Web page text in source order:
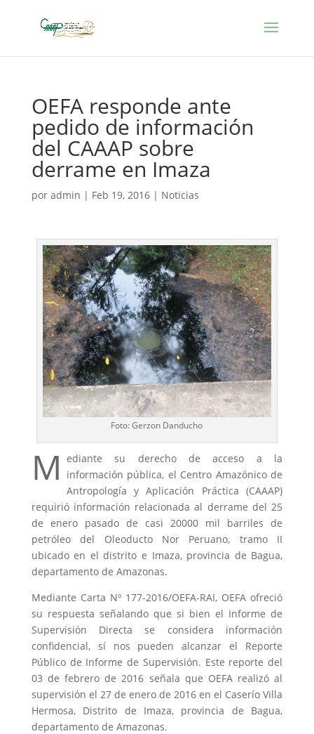
OEFA responde ante
pedido de información
del CAAAP sobre
derrame en Imaza
por admin | Feb 19, 2016| Noticias
Foto: Gerzon Danducho
M ediante su derecho de acceso a la
información pública, el Centro Amazónico de
Antropología y Aplicación Práctica (CAAAP)
requirió información relacionada al derrame del 25
de enero pasado de casi 20000 mil barriles de
petróleo del Oleoducto Nor Peruano, tramo II
ubicado en el distrito e Imaza, provincia de Bagua,
departamento de Amazonas.
Mediante Carta Nº 177-2016/OEFA-RAI, OEFA ofreció
su respuesta señalando que si bien el Informe de
Supervisión Directa se considera información
confidencial, sí nos pueden alcanzar el Reporte
Público de Informe de Supervisión. Este reporte del
03 de febrero de 2016 señala que OEFA realizó al
supervisión el 27 de enero de 2016 en el Caserío Villa
Hermosa, Distrito de Imaza, provincia de Bagua,
departamento de Amazonas.